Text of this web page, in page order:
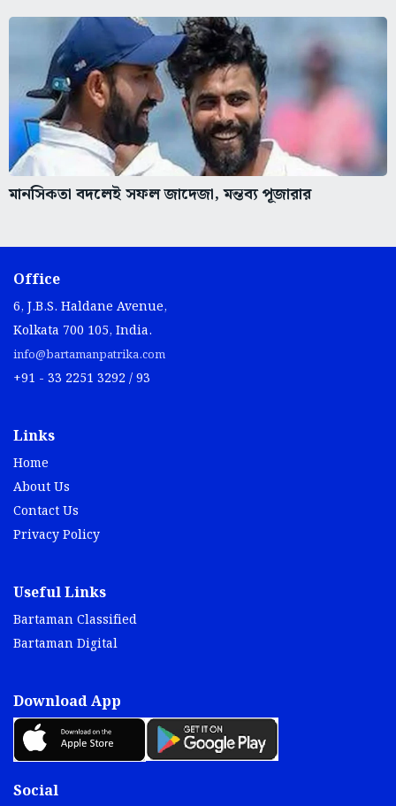
মানসিকতা বদলেই সফল জাদেজা, মন্তব্য পূজারার
Office
6, J.B.S. Haldane Avenue,
Kolkata 700 105, India.
info@bartamanpatrika.com
+91 - 33 2251 3292 / 93
Links
Home
About Us
Contact Us
Privacy Policy
Useful Links
Bartaman Classified
Bartaman Digital
Download App
Social